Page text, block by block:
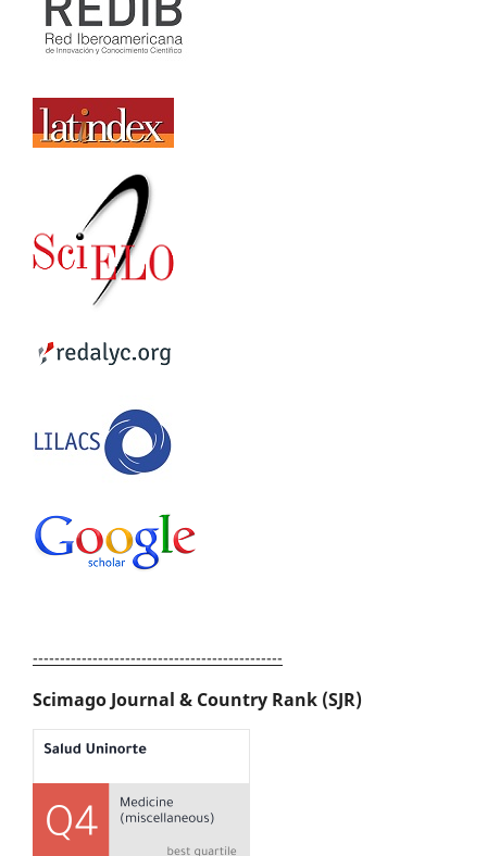
----------------------------------------------
Scimago Journal & Country Rank (SJR)